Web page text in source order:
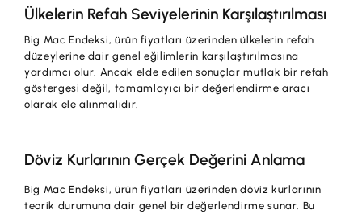
Ülkelerin Refah Seviyelerinin Karşılaştırılması
Big Mac Endeksi, ürün fiyatları üzerinden ülkelerin refah
düzeylerine dair genel eğilimlerin karşılaştırılmasına
yardımcı olur. Ancak elde edilen sonuçlar mutlak bir refah
göstergesi değil, tamamlayıcı bir değerlendirme aracı
olarak ele alınmalıdır.
Döviz Kurlarının Gerçek Değerini Anlama
Big Mac Endeksi, ürün fiyatları üzerinden döviz kurlarının
teorik durumuna dair genel bir değerlendirme sunar. Bu